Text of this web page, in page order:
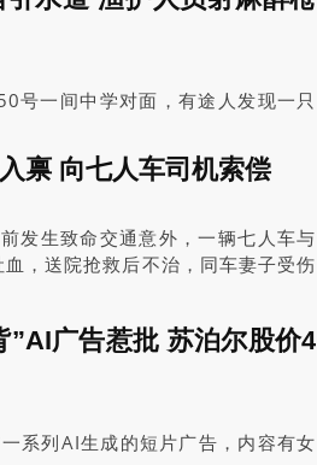
交流行程。
号一间中学对面，有途人发现一只
渔护署人员向野猪射麻醉枪，野猪
护署处理。
禀 向七人车司机索偿
发生致命交通意外，一辆七人车与
，送院抢救后不治，同车妻子受伤
广告惹批 苏泊尔股价4
系列AI生成的短片广告，内容有女